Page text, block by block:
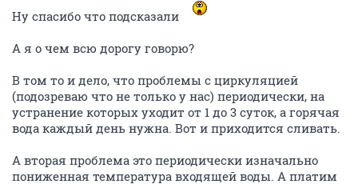
Ну спасибо что подсказали
А я о чем всю дорогу говорю?
В том то и дело, что проблемы с циркуляцией
(подозреваю что не только у нас) периодически, на
устранение которых уходит от 1 до 3 суток, а горячая
вода каждый день нужна. Вот и приходится сливать.
А вторая проблема это периодически изначально
пониженная температура входящей воды. А платим